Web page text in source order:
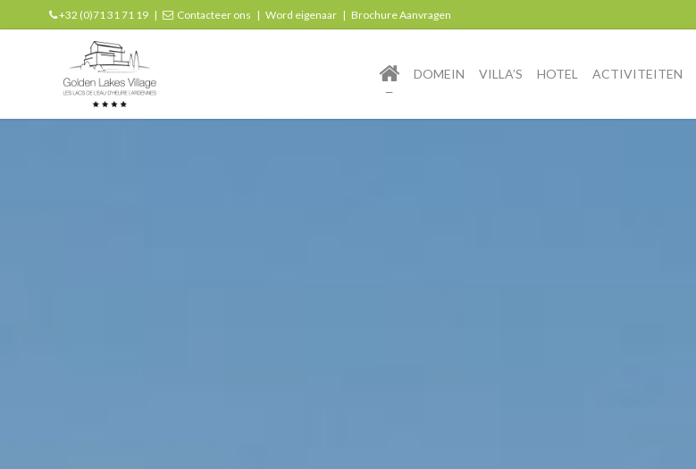
+32 (0)71 31 71 19 | Contacteer ons | Word eigenaar | Brochure Aanvragen
| r
DOMEIN VILLA’S HOTEL ACTIVITEITEN